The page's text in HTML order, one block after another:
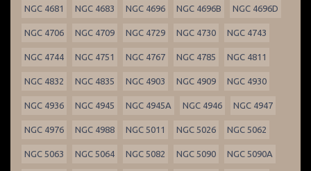
NGC 4681 NGC 4683 NGC 4696 NGC 4696B NGC 4696D
NGC 4706 NGC 4709 NGC 4729 NGC 4730 NGC 4743
NGC 4744 NGC 4751 NGC 4767 NGC 4785 NGC 4811
NGC 4832 NGC 4835 NGC 4903 NGC 4909 NGC 4930
NGC 4936 NGC 4945 NGC 4945A NGC 4946 NGC 4947
NGC 4976 NGC 4988 NGC 5011 NGC 5026 NGC 5062
NGC 5063 NGC 5064 NGC 5082 NGC 5090 NGC 5090A